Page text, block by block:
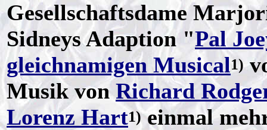
Gesellschaftsdame
Sidneys Adaption "Pal
gleichnamigen Musical1)
Musik vonRichard
Lorenz Hart1)einmal